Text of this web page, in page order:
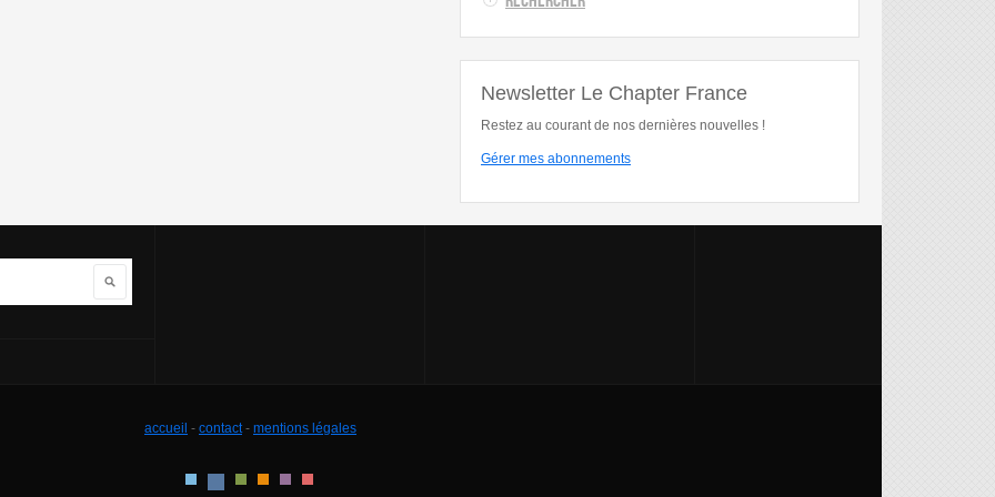
Newsletter Le Chapter France
Restez au courant de nos dernières nouvelles !
Gérer mes abonnements
Rechercher
accueil - contact- mentions légales